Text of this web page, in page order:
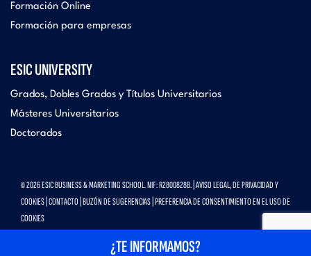
Formación Online
Formación para empresas
ESIC UNIVERSITY
Grados, Dobles Grados y Títulos Universitarios
Másteres Universitarios
Doctorados
© 2026 ESIC BUSINESS & MARKETING SCHOOL. NIF: R2800828B. | AVISO LEGAL, DE PRIVACIDAD Y
COOKIES CONTACTO BUZÓN DE SUGERENCIAS PREFERENCIA DE CONSENTIMIENTO EN EL USO DE
COOKIES
¿TE INFORMAMOS?